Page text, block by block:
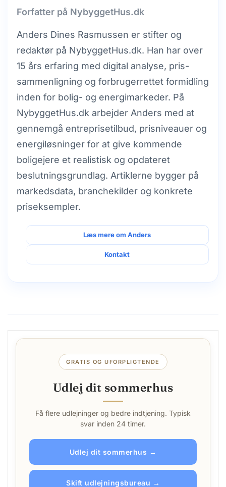
Forfatter på NybyggetHus.dk
Anders Dines Rasmussen er stifter og
redaktør på NybyggetHus.dk. Han har over
15 års erfaring med digital analyse, pris­
sammenligning og forbrugerrettet formidling
inden for bolig- og energimarkeder. På
NybyggetHus.dk arbejder Anders med at
gennemgå entreprisetilbud, prisniveauer og
energiløsninger for at give kommende
boligejere et realistisk og opdateret
beslutningsgrundlag. Artiklerne bygger på
markedsdata, branchekilder og konkrete
priseksempler.
Læs mere om Anders
Kontakt
GRATIS OG UFORPLIGTENDE
Udlej dit sommerhus
Få flere udlejninger og bedre indtjening. Typisk
svar inden 24 timer.
Udlej dit sommerhus →
Skift udlejningsbureau →